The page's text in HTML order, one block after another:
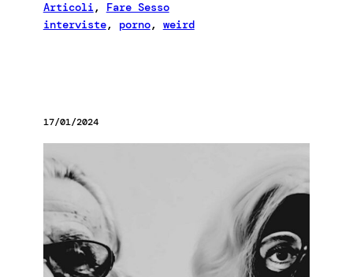
Articoli, Fare Sesso
interviste, porno, weird
17/01/2024